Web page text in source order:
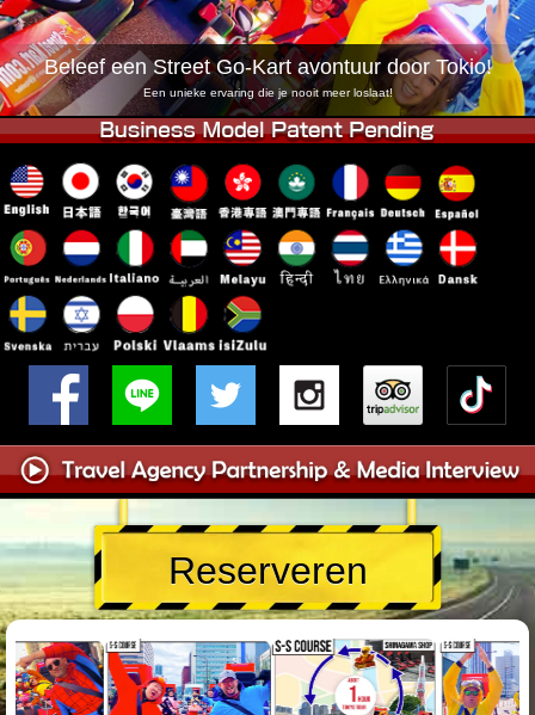
Tokio Shibuya Annex Tokio Baai
Tokio Asakusa Osaka
Okinawa
Beleef een Street Go-Kart avontuur door Tokio!
Een unieke ervaring die je nooit meer loslaat!
Reserveren